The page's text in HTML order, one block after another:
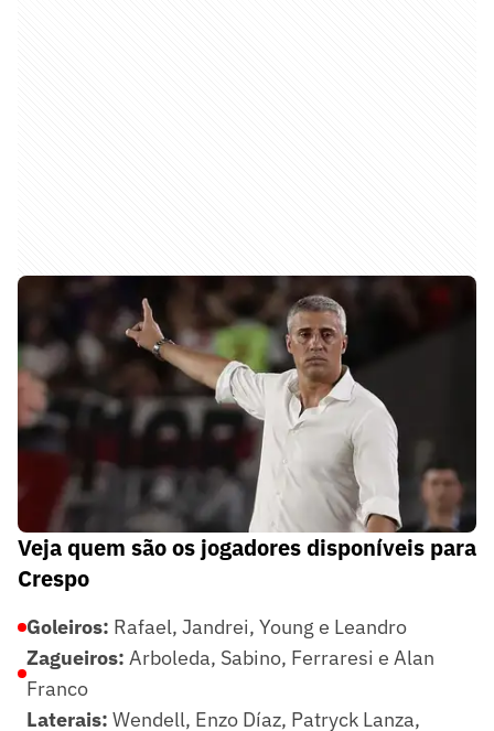
Veja quem são os jogadores disponíveis para
Crespo
Goleiros: Rafael, Jandrei, Young e Leandro
Zagueiros: Arboleda, Sabino, Ferraresi e Alan
Franco
Laterais: Wendell, Enzo Díaz, Patryck Lanza,